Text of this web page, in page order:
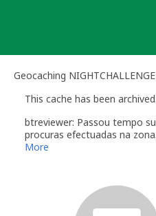
Geocaching
This cache has been archived.
btreviewer: Passou tempo
procuras efectuadas na zona.
Recordamos que os
[b] btreviewer [/b]
Geocaching.com Volunteer
[url=http://
More